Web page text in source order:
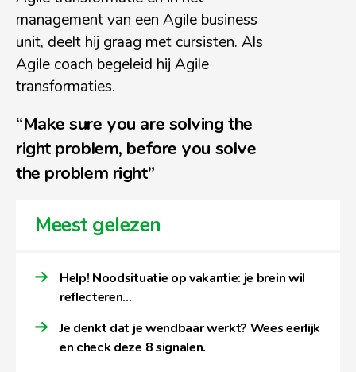
management van een Agile business
unit, deelt hij graag met cursisten. Als
Agile coach begeleid hij Agile
transformaties.
“Make sure you are solving the
right problem, before you solve
the problem right”
Meest gelezen
Help! Noodsituatie op vakantie: je brein wil
reflecteren…
Je denkt dat je wendbaar werkt? Wees eerlijk
en check deze 8 signalen.